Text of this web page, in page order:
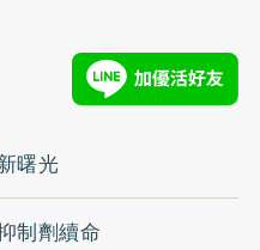
曙光
制劑續命